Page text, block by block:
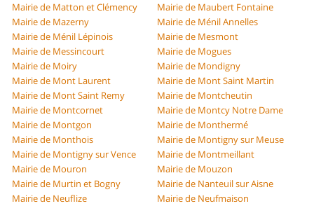
Mairie de Matton et Clémency
Mairie de Maubert Fontaine
Mairie de Mazerny
Mairie de Ménil Annelles
Mairie de Ménil Lépinois
Mairie de Mesmont
Mairie de Messincourt
Mairie de Mogues
Mairie de Moiry
Mairie de Mondigny
Mairie de Mont Laurent
Mairie de Mont Saint Martin
Mairie de Mont Saint Remy
Mairie de Montcheutin
Mairie de Montcornet
Mairie de Montcy Notre Dame
Mairie de Montgon
Mairie de Monthermé
Mairie de Monthois
Mairie de Montigny sur Meuse
Mairie de Montigny sur Vence
Mairie de Montmeillant
Mairie de Mouron
Mairie de Mouzon
Mairie de Murtin et Bogny
Mairie de Nanteuil sur Aisne
Mairie de Neuflize
Mairie de Neufmaison